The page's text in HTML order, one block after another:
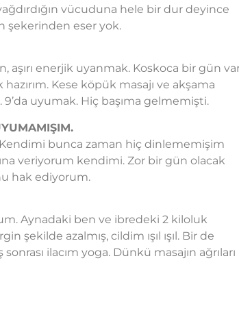
vücuduna hele bir dur deyince
şekerinden eser yok.
enerjik uyanmak. Koskoca bir gün
Kese köpük masajı ve akşama
uyumak. Hiç başıma gelmemişti.
bunca zaman hiç dinlememişim
veriyorum kendimi. Zor bir gün olacak
hak ediyorum.
Aynadaki ben ve ibredeki 2 kiloluk
şekilde azalmış, cildim ışıl ışıl. Bir de
ilacım yoga. Dünkü masajın ağrıları